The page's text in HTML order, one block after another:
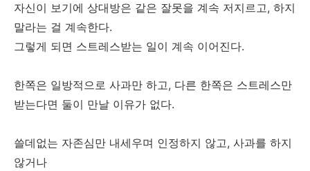
자신이 보기에 상대방은 같은 잘못을 계속 저지르고, 하지
말라는 걸 계속한다.
그렇게 되면 스트레스받는 일이 계속 이어진다.
한쪽은 일방적으로 사과만 하고, 다른 한쪽은 스트레스만
받는다면 둘이 만날 이유가 없다.
쓸데없는 자존심만 내세우며 인정하지 않고, 사과를 하지
않거나